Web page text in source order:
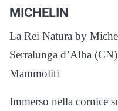
MICHELIN
La Rei Natura by
Serralunga d’Alba
Mammoliti
Immerso nella cornice